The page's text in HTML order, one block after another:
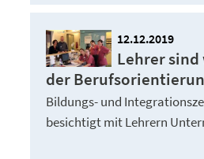
12.12.2019
Lehrer
der
Bildungs- und
besichtigt mit Lehrern